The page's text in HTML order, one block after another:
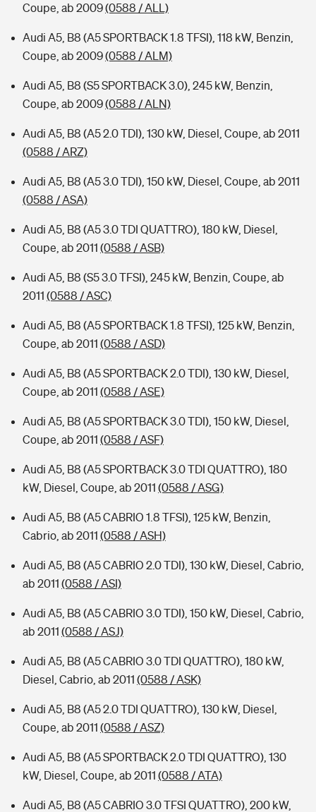
Coupe, ab 2009(0588 / ALL)
Audi A5, B8 (A5 SPORTBACK 1.8 TFSI), 118 kW, Benzin,
Coupe, ab 2009(0588 / ALM)
Audi A5, B8 (S5 SPORTBACK 3.0), 245 kW, Benzin,
Coupe, ab 2009(0588 / ALN)
Audi A5, B8 (A5 2.0 TDI), 130 kW, Diesel, Coupe, ab 2011
(0588 / ARZ)
Audi A5, B8 (A5 3.0 TDI), 150 kW, Diesel, Coupe, ab 2011
(0588 / ASA)
Audi A5, B8 (A5 3.0 TDI QUATTRO), 180 kW, Diesel,
Coupe, ab 2011 (0588 / ASB)
Audi A5, B8 (S5 3.0 TFSI), 245 kW, Benzin, Coupe, ab
2011 (0588 / ASC)
Audi A5, B8 (A5 SPORTBACK 1.8 TFSI), 125 kW, Benzin,
Coupe, ab 2011 (0588 / ASD)
Audi A5, B8 (A5 SPORTBACK 2.0 TDI), 130 kW, Diesel,
Coupe, ab 2011 (0588 / ASE)
Audi A5, B8 (A5 SPORTBACK 3.0 TDI), 150 kW, Diesel,
Coupe, ab 2011 (0588 / ASF)
Audi A5, B8 (A5 SPORTBACK 3.0 TDI QUATTRO), 180
kW, Diesel, Coupe, ab 2011 (0588 / ASG)
Audi A5, B8 (A5 CABRIO 1.8 TFSI), 125 kW, Benzin,
Cabrio, ab 2011 (0588 / ASH)
Audi A5, B8 (A5 CABRIO 2.0 TDI), 130 kW, Diesel, Cabrio,
ab 2011 (0588 / ASI)
Audi A5, B8 (A5 CABRIO 3.0 TDI), 150 kW, Diesel, Cabrio,
ab 2011 (0588 / ASJ)
Audi A5, B8 (A5 CABRIO 3.0 TDI QUATTRO), 180 kW,
Diesel, Cabrio, ab 2011 (0588 / ASK)
Audi A5, B8 (A5 2.0 TDI QUATTRO), 130 kW, Diesel,
Coupe, ab 2011 (0588 / ASZ)
Audi A5, B8 (A5 SPORTBACK 2.0 TDI QUATTRO), 130
kW, Diesel, Coupe, ab 2011 (0588 / ATA)
Audi A5, B8 (A5 CABRIO 3.0 TFSI QUATTRO), 200 kW,